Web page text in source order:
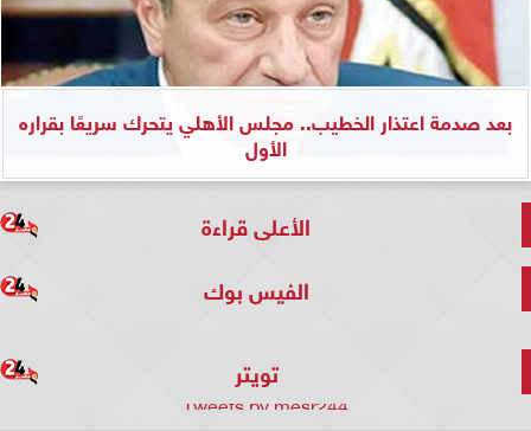
بعد صدمة اعتذار الخطيب.. مجلس الأهلي يتحرك سريعًا بقراره
الأول
الأعلى قراءة
الفيس بوك
تويتر
Tweets by mesr244